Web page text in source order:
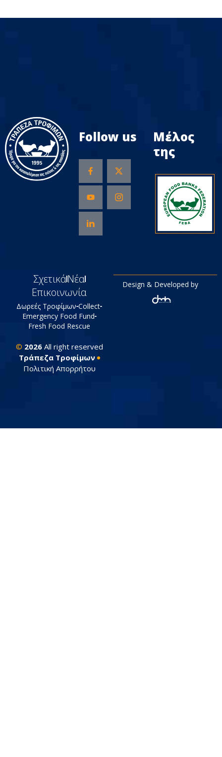
Follow us
Μέλος
της
ΣχετικάΝέα
Επικοινωνία
Δωρεές Τροφίμων Collect
Emergency Food Fund
Fresh Food Rescue
© 2026All right reserved
Tράπεζα Τροφίμων
Πολιτική Απορρήτου
Design & Developed by